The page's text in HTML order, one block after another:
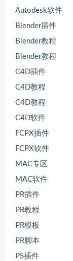
Autodesk软件
Blender插件
Blender教程
Blender教程
C4D插件
C4D教程
C4D教程
C4D软件
FCPX插件
FCPX软件
MAC专区
MAC软件
PR插件
PR教程
PR模板
PR脚本
PS插件